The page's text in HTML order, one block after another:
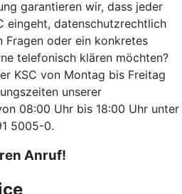
garantieren wir, dass jeder
eingeht, datenschutzrechtlich
Fragen oder ein konkretes
telefonisch klären möchten?
KSC von Montag bis Freitag
unserer
08:00 Uhr bis 18:00 Uhr unter
5005-0.
Anruf!